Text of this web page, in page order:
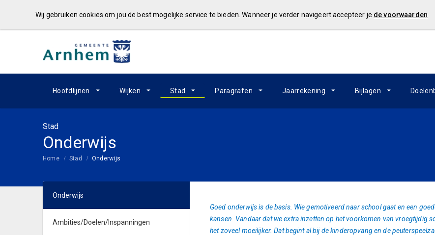
Wij gebruiken cookies om jou de best mogelijke service te bieden. Wanneer je verder navigeert accepteer je de voorwaarden
Hoofdlijnen Wijken Stad Paragrafen Jaarrekening Bijlagen
Stad
Onderwijs
Home Stad Onderwijs
Onderwijs
Ambities/Doelen/Inspanningen
Goed onderwijs is de basis. Wie gemotiveerd naar school gaat en een
kansen. Vandaar dat we extra inzetten op het voorkomen van vroegtijdig
het zoveel moeilijker. Dat begint al bij de kinderopvang en de